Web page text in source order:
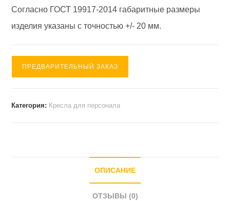
Согласно ГОСТ 19917-2014 габаритные размеры
изделия указаны с точностью +/- 20 мм.
ПРЕДВАРИТЕЛЬНЫЙ ЗАКАЗ
Категория: Кресла для персонала
ОПИСАНИЕ
ОТЗЫВЫ (0)